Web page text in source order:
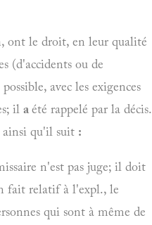
ont le droit, en leur qualité
(d'accidents ou de
avec les exigences
il aété rappelé par la décis.
ainsi qu'il suit :
n'est pas juge; il doit
fait relatif à l'expl., le
qui sont à même de